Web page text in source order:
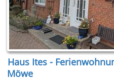
Haus Ites -
Möwe